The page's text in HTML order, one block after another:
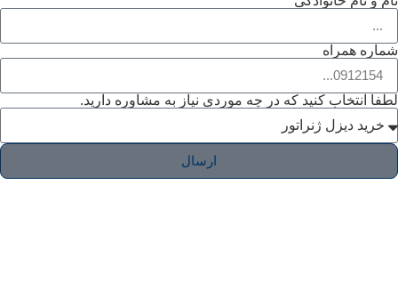
کنید که در چه موردی نیاز به مشاوره دارید.